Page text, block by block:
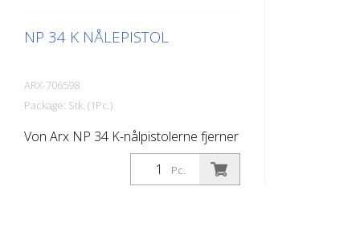
NP 34 K NÅLEPISTOL
ARX-706598
Package: Stk. (1Pc.)
Von Arx NP 34 K-nålpistolerne fjerner
hurtigt rust, renser, afskalker og
opruster. De udjævner i detPc.